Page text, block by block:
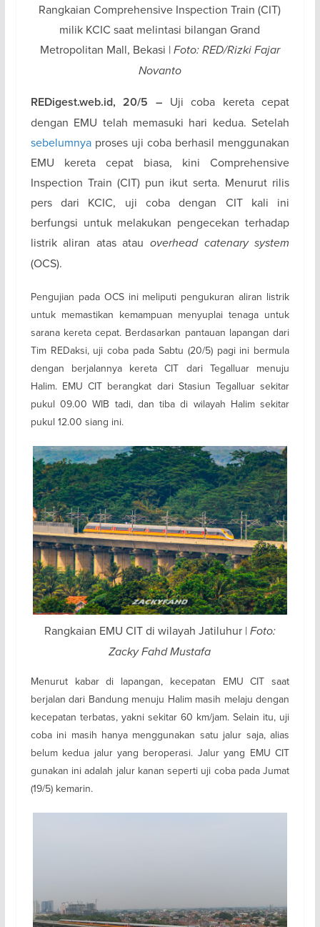
Rangkaian Comprehensive Inspection Train (CIT)
milik KCIC saat melintasi bilangan Grand
Metropolitan Mall, Bekasi | Foto: RED/Rizki Fajar
Novanto
REDigest.web.id, 20/5 – Uji coba kereta cepat
dengan EMU telah memasuki hari kedua. Setelah
sebelumnyaproses uji coba berhasil menggunakan
EMU kereta cepat biasa, kini Comprehensive
Inspection Train (CIT) pun ikut serta. Menurut rilis
pers dari KCIC, uji coba dengan CIT kali ini
berfungsi untuk melakukan pengecekan terhadap
listrik aliran atas atauoverhead catenary system
(OCS).
Pengujian pada OCS ini meliputi pengukuran aliran listrik
untuk memastikan kemampuan menyuplai tenaga untuk
sarana kereta cepat. Berdasarkan pantauan lapangan dari
Tim REDaksi, uji coba pada Sabtu (20/5) pagi ini bermula
dengan berjalannya kereta CIT dari Tegalluar menuju
Halim. EMU CIT berangkat dari Stasiun Tegalluar sekitar
pukul 09.00 WIB tadi, dan tiba di wilayah Halim sekitar
pukul 12.00 siang ini.
Rangkaian EMU CIT di wilayah Jatiluhur | Foto:
Zacky Fahd Mustafa
Menurut kabar di lapangan, kecepatan EMU CIT saat
berjalan dari Bandung menuju Halim masih melaju dengan
kecepatan terbatas, yakni sekitar 60 km/jam. Selain itu, uji
coba ini masih hanya menggunakan satu jalur saja, alias
belum kedua jalur yang beroperasi. Jalur yang EMU CIT
gunakan ini adalah jalur kanan seperti uji coba pada Jumat
(19/5) kemarin.